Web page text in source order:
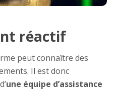
réactif
peut connaître des
Il est donc
une équipe d’assistance